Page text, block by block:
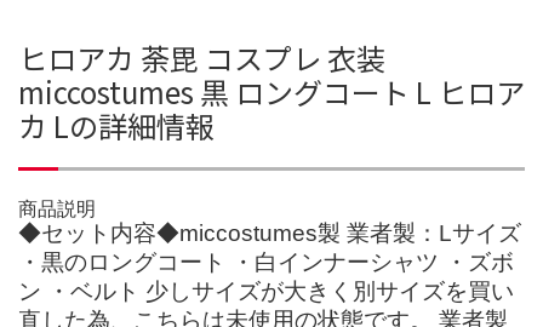
ヒロアカ 荼毘 コスプレ 衣装
miccostumes 黒 ロングコート L ヒロア
カ Lの詳細情報
商品説明
◆セット内容◆miccostumes製 業者製：Lサイズ
・黒のロングコート ・白インナーシャツ ・ズボ
ン ・ベルト 少しサイズが大きく別サイズを買い
直した為、こちらは未使用の状態です。 業者製